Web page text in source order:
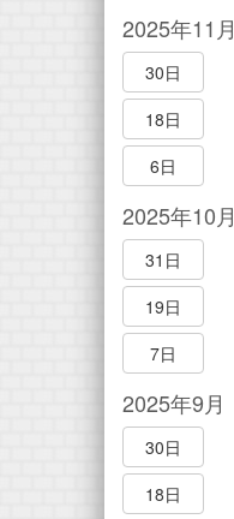
2025年11月
30日
18日
6日
2025年10月
31日
19日
7日
2025年9月
30日
18日